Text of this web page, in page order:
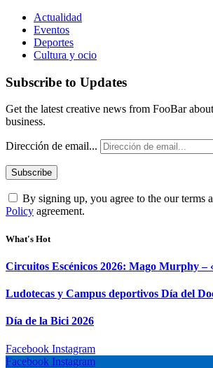
Actualidad
Eventos
Deportes
Cultura y ocio
Subscribe to Updates
Get the latest creative news from FooBar
business.
Dirección de email...
By signing up, you agree to the our terms
Policy agreement.
What's Hot
Circuitos Escénicos 2026: Mago Murphy –
Ludotecas y Campus deportivos Día del
Día de la Bici 2026
Facebook Instagram
Facebook Instagram